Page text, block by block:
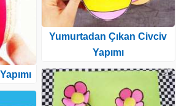
Yumurtadan Çıkan Civciv
Yapımı